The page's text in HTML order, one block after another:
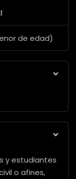
de edad)
y estudiantes
o afines,